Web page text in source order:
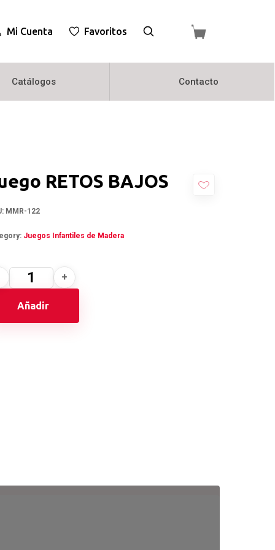
Mi Cuenta Favoritos
Catálogos Contacto
RETOS BAJOS
MMR-122
Juegos Infantiles de Madera
Añadir